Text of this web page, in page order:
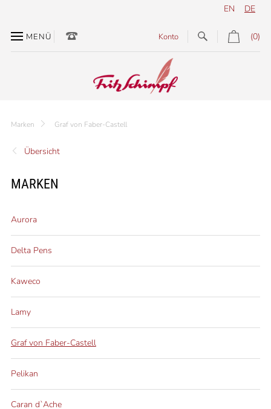
DE
EN
MENÜ (0)
Konto
Übersicht
Marken Graf von Faber-Castell
MARKEN
Aurora
Delta Pens
Kaweco
Lamy
Graf von Faber-Castell
Pelikan
Caran d`Ache